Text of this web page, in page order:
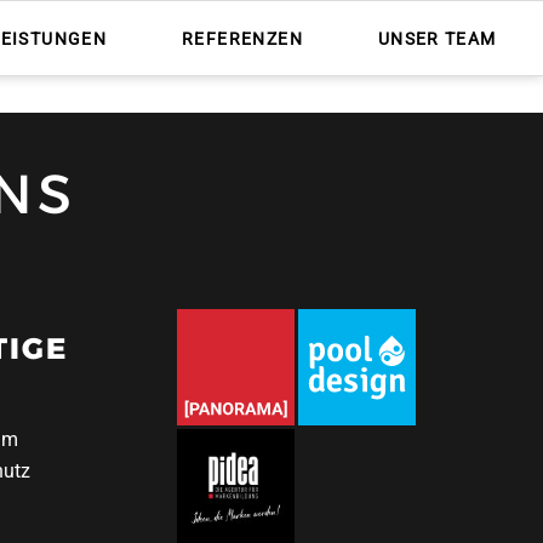
REFERENZEN UNSER TEAM